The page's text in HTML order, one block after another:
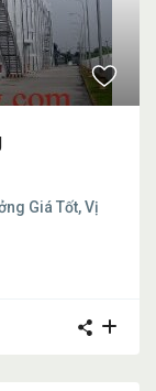
Giá Tốt, Vị